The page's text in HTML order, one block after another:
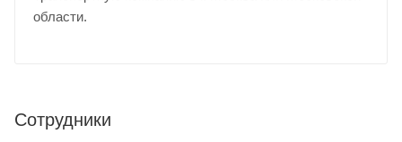
области.
Сотрудники